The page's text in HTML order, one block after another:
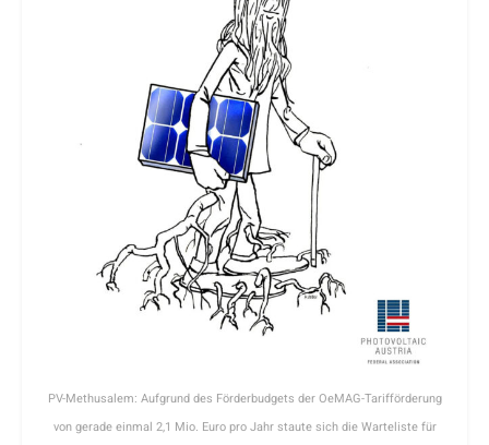
PV-Methusalem: Aufgrund des Förderbudgets der OeMAG-Tarifförderung
von gerade einmal 2,1 Mio. Euro pro Jahr staute sich die Warteliste für